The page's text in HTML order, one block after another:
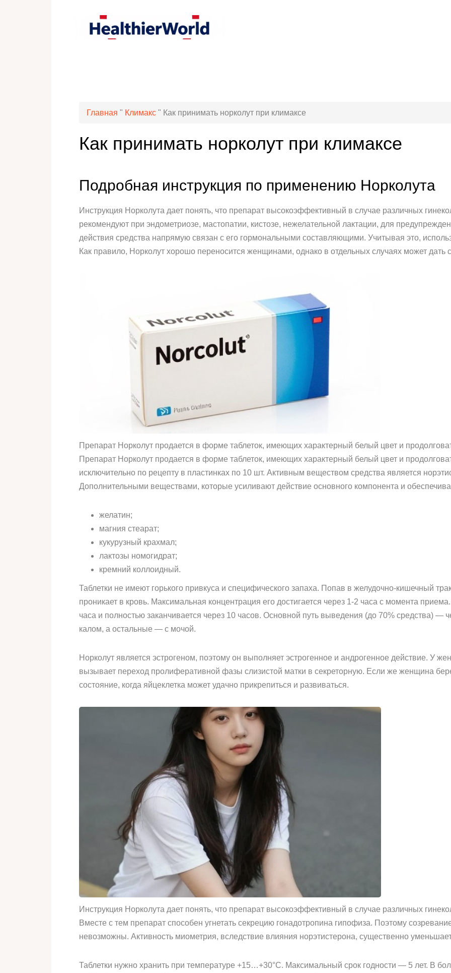
Главная " Климакс " Как принимать норколут при климаксе
Как принимать норколут при климаксе
Подробная инструкция по применению Норколута
Инструкция Норколута дает понять, что препарат высокоэффективный в случае различных
рекомендуют при эндометриозе, мастопатии, кистозе, нежелательной лактации, для
действия средства напрямую связан с его гормональными составляющими. Учитывая это,
Как правило, Норколут хорошо переносится женщинами, однако в отдельных случаях может дать
Препарат Норколут продается в форме таблеток, имеющих характерный белый цвет и
Препарат Норколут продается в форме таблеток, имеющих характерный белый цвет и
исключительно по рецепту в пластинках по 10 шт. Активным веществом средства является
Дополнительными веществами, которые усиливают действие основного компонента и
желатин;
магния стеарат;
кукурузный крахмал;
лактозы номогидрат;
кремний коллоидный.
Таблетки не имеют горького привкуса и специфического запаха. Попав в желудочно-кишечный
проникает в кровь. Максимальная концентрация его достигается через 1-2 часа с момента
часа и полностью заканчивается через 10 часов. Основной путь выведения (до 70% средства) —
калом, а остальные — с мочой.
Норколут является эстрогеном, поэтому он выполняет эстрогенное и андрогенное действие. У
вызывает переход пролиферативной фазы слизистой матки в секреторную. Если же женщина
состояние, когда яйцеклетка может удачно прикрепиться и развиваться.
Инструкция Норколута дает понять, что препарат высокоэффективный в случае различных
Вместе с тем препарат способен угнетать секрецию гонадотропина гипофиза. Поэтому
невозможны. Активность миометрия, вследствие влияния норэтистерона, существенно
Таблетки нужно хранить при температуре +15…+30°С. Максимальный срок годности — 5 лет. В